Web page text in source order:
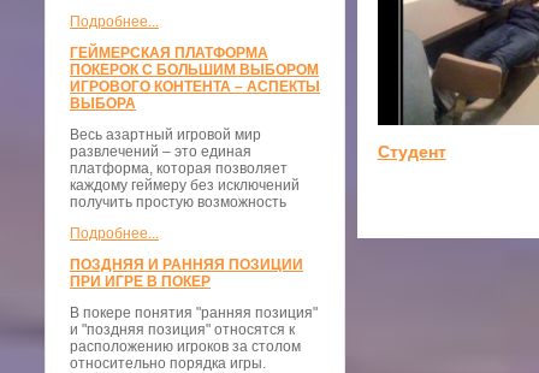
Подробнее...
ГЕЙМЕРСКАЯ ПЛАТФОРМА
ПОКЕРОК С БОЛЬШИМ ВЫБОРОМ
ИГРОВОГО КОНТЕНТА – АСПЕКТЫ
ВЫБОРА
Весь азартный игровой мир
развлечений – это единая
платформа, которая позволяет
каждому геймеру без исключений
получить простую возможность
Подробнее...
ПОЗДНЯЯ И РАННЯЯ ПОЗИЦИИ
ПРИ ИГРЕ В ПОКЕР
В покере понятия "ранняя позиция"
и "поздняя позиция" относятся к
расположению игроков за столом
относительно порядка игры.
Студент